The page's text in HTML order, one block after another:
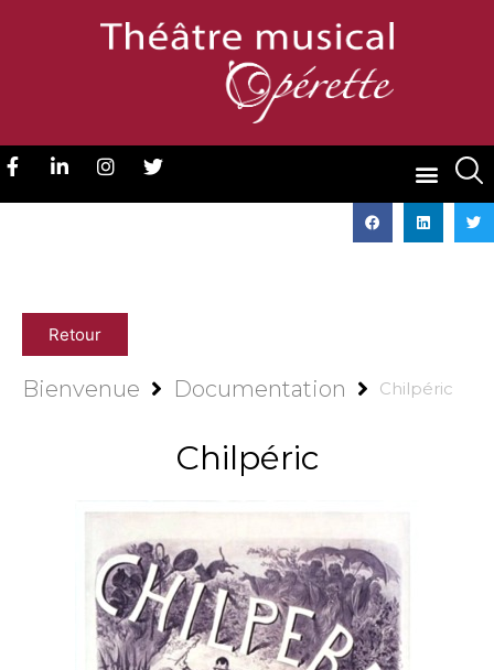
Retour
Bienvenue Documentation Chilpéric
Chilpéric